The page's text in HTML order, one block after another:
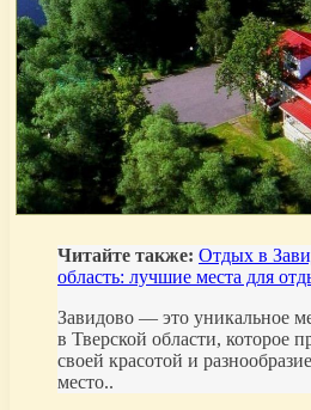
Читайте также: Отдых в
область: лучшие места для
Завидово — это уникальное
в Тверской области, которое
своей красотой и
место..